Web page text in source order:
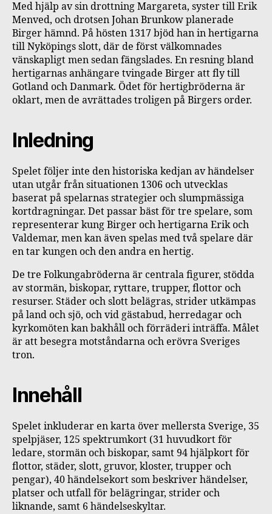
Med hjälp av sin drottning Margareta, syster till Erik
Menved, och drotsen Johan Brunkow planerade
Birger hämnd. På hösten 1317 bjöd han in hertigarna
till Nyköpings slott, där de först välkomnades
vänskapligt men sedan fängslades. En resning bland
hertigarnas anhängare tvingade Birger att fly till
Gotland och Danmark. Ödet för hertigbröderna är
oklart, men de avrättades troligen på Birgers order.
Inledning
Spelet följer inte den historiska kedjan av händelser
utan utgår från situationen 1306 och utvecklas
baserat på spelarnas strategier och slumpmässiga
kortdragningar. Det passar bäst för tre spelare, som
representerar kung Birger och hertigarna Erik och
Valdemar, men kan även spelas med två spelare där
en tar kungen och den andra en hertig.
De tre Folkungabröderna är centrala figurer, stödda
av stormän, biskopar, ryttare, trupper, flottor och
resurser. Städer och slott belägras, strider utkämpas
på land och sjö, och vid gästabud, herredagar och
kyrkomöten kan bakhåll och förräderi inträffa. Målet
är att besegra motståndarna och erövra Sveriges
tron.
Innehåll
Spelet inkluderar en karta över mellersta Sverige, 35
spelpjäser, 125 spektrumkort (31 huvudkort för
ledare, stormän och biskopar, samt 94 hjälpkort för
flottor, städer, slott, gruvor, kloster, trupper och
pengar), 40 händelsekort som beskriver händelser,
platser och utfall för belägringar, strider och
liknande, samt 6 händelseskyltar.